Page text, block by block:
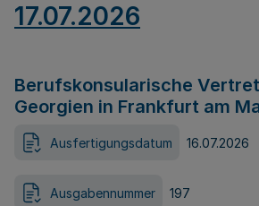
17.07.2026
Berufskonsularische
Georgien in Frankfurt am
Ausfertigungsdatum 16.07.2026
Ausgabennummer 197